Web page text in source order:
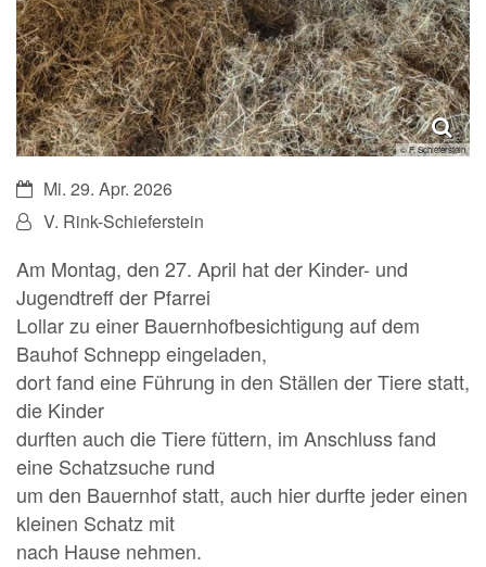
© F. Schieferstein
Datum:Mi. 29. Apr. 2026
Von:V. Rink-Schieferstein
Am Montag, den 27. April hat der Kinder- und
Jugendtreff der Pfarrei
Lollar zu einer Bauernhofbesichtigung auf dem
Bauhof Schnepp eingeladen,
dort fand eine Führung in den Ställen der Tiere statt,
die Kinder
durften auch die Tiere füttern, im Anschluss fand
eine Schatzsuche rund
um den Bauernhof statt, auch hier durfte jeder einen
kleinen Schatz mit
nach Hause nehmen.